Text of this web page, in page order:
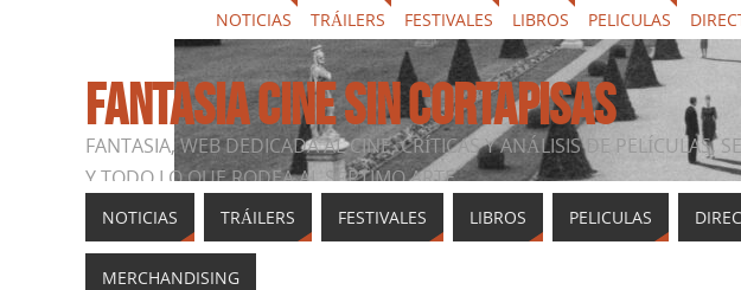
NOTICIAS TRÁILERS FESTIVALES LIBROS PELICULAS
FANTASIA CINE SIN CORTAPISAS
FANTASIA, WEB DEDICADA AL CINE, CRÍTICAS Y ANÁLISIS DE PELÍCULAS,
Y TODO LO QUE RODEA AL SÉPTIMO ARTE
NOTICIAS TRÁILERS FESTIVALES LIBROS PELICULAS
MERCHANDISING